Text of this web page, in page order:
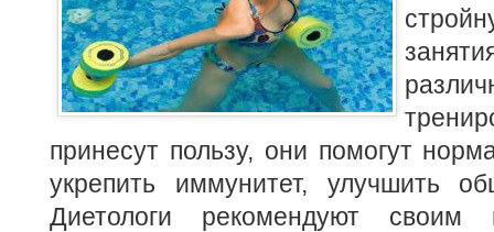
принесут пользу, они помогут
укрепить иммунитет, улучшить
Диетологи рекомендуют своим